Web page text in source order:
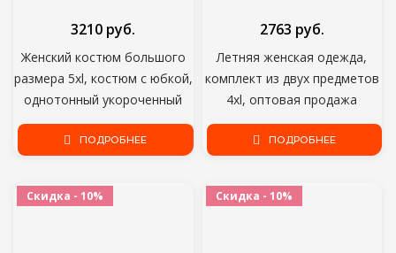
Женский костюм большого
размера 5xl, костюм с юбкой,
однотонный укороченный
топ с бандажной эластичной
талией, летняя юбка макси,
3210 руб.
ПОДРОБНЕЕ
Летняя женская одежда,
комплект из двух предметов
4xl, оптовая продажа
товаров, сексуальные топы с
V-образным вырезом и
повседневные шорты,
Прямая поставка
2763 руб.
ПОДРОБНЕЕ
Скидка - 10% Скидка - 10%